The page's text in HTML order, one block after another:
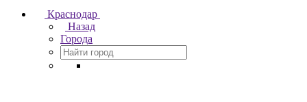
Краснодар
Назад
Города